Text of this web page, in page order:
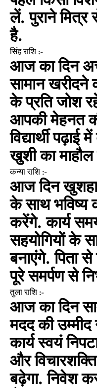
लें. पुराने मित्र
है.
सिंह राशि :-
आज का दिन
सामान खरीदने
के प्रति जोश
आपकी मेहनत
विद्यार्थी
खुशी का माहौल
कन्या राशि :-
आज दिन
के साथ भविष्य
करेंगे. कार्य
सहयोगियों के
बनाएंगे. पिता से
पूरे समर्पण से
तुला राशि :-
आज का दिन
मदद की
कार्य स्वयं
और
बढ़ेगा. निवेश